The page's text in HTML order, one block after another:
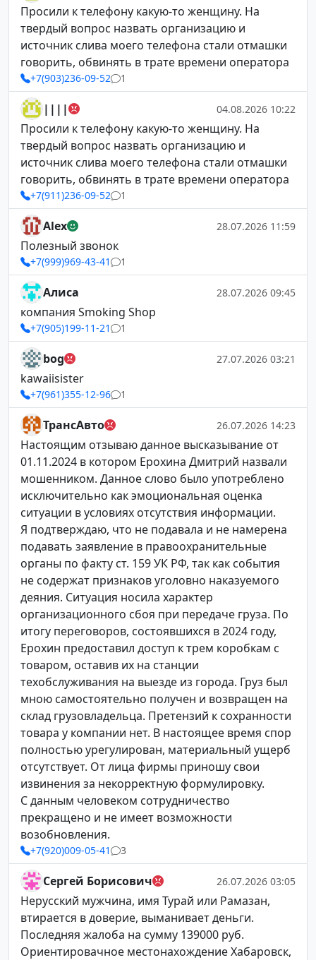
Просили к телефону какую-то женщину. На
твердый вопрос назвать организацию и
источник слива моего телефона стали отмашки
говорить, обвинять в трате времени оператора
+7(903)236-09-52 1
|||| 04.08.2026 10:22
Просили к телефону какую-то женщину. На
твердый вопрос назвать организацию и
источник слива моего телефона стали отмашки
говорить, обвинять в трате времени оператора
+7(911)236-09-52 1
Alex 28.07.2026 11:59
Полезный звонок
+7(999)969-43-41 1
Алиса 28.07.2026 09:45
компания Smoking Shop
+7(905)199-11-21 1
bog 27.07.2026 03:21
kawaiisister
+7(961)355-12-96 1
ТрансАвто 26.07.2026 14:23
Настоящим отзываю данное высказывание от
01.11.2024 в котором Ерохина Дмитрий назвали
мошенником. Данное слово было употреблено
исключительно как эмоциональная оценка
ситуации в условиях отсутствия информации.
Я подтверждаю, что не подавала и не намерена
подавать заявление в правоохранительные
органы по факту ст. 159 УК РФ, так как события
не содержат признаков уголовно наказуемого
деяния. Ситуация носила характер
организационного сбоя при передаче груза. По
итогу переговоров, состоявшихся в 2024 году,
Ерохин предоставил доступ к трем коробкам с
товаром, оставив их на станции
техобслуживания на выезде из города. Груз был
мною самостоятельно получен и возвращен на
склад грузовладельца. Претензий к сохранности
товара у компании нет. В настоящее время спор
полностью урегулирован, материальный ущерб
отсутствует. От лица фирмы приношу свои
извинения за некорректную формулировку.
С данным человеком сотрудничество
прекращено и не имеет возможности
возобновления.
+7(920)009-05-41 3
Сергей Борисович 26.07.2026 03:05
Нерусский мужчина, имя Турай или Рамазан,
втирается в доверие, выманивает деньги.
Последняя жалоба на сумму 139000 руб.
Ориентировачное местонахождение Хабаровск,